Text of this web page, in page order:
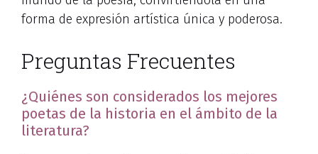
forma de expresión artística única y poderosa.
Preguntas Frecuentes
¿Quiénes son considerados los mejores
poetas de la historia en el ámbito de la
literatura?